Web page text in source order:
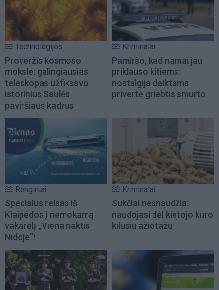
Technologijos
Proveržis kosmoso
moksle: galingiausias
teleskopas užfiksavo
istorinius Saulės
paviršiaus kadrus
Kriminalai
Pamiršo, kad namai jau
priklauso kitiems:
nostalgija daiktams
privertė griebtis smurto
Renginiai
Specialus reisas iš
Klaipėdos į nemokamą
vakarėlį „Viena naktis
Nidoje“!
Kriminalai
Sukčiai nesnaudžia:
naudojasi dėl kietojo kuro
kilusiu ažiotažu